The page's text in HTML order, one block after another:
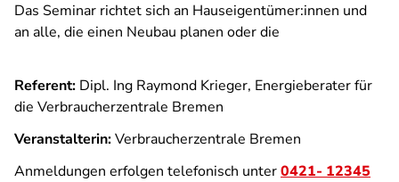
Das Seminar richtet sich an Hauseigentümer:innen und
an alle, die einen Neubau planen oder die
Referent: Dipl. Ing Raymond Krieger, Energieberater für
die Verbraucherzentrale Bremen
Veranstalterin:Verbraucherzentrale Bremen
Anmeldungen erfolgen telefonisch unter0421- 12345